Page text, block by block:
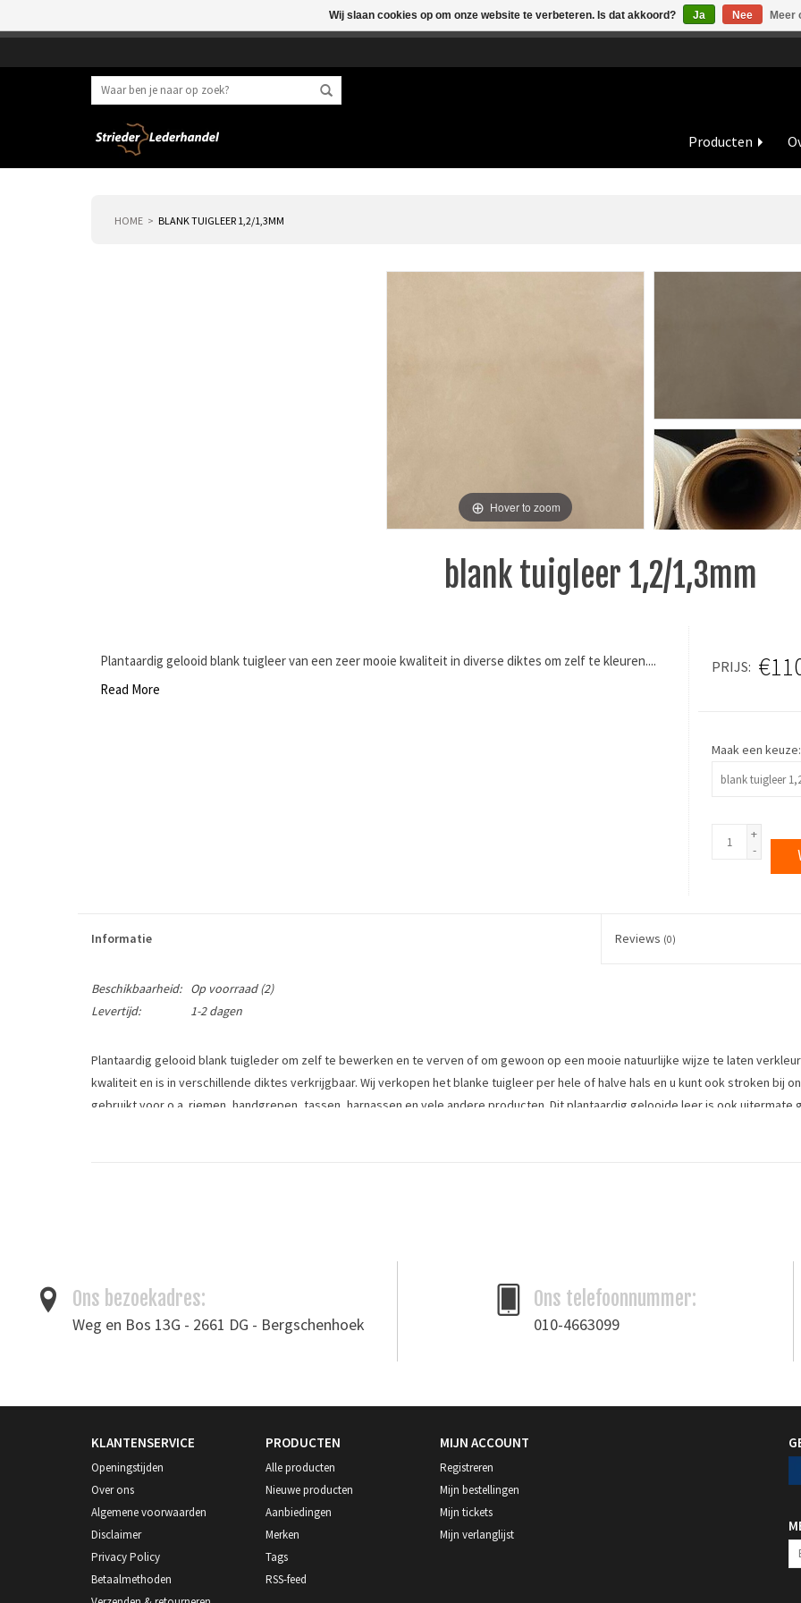
Producten
HOME BLANK TUIGLEER 1,2/1,3MM
Hover to zoom
blank tuigleer 1,2/1,3mm
PRIJS
Maak een keuze:
+
-
Plantaardig gelooid blank tuigleer van een zeer mooie kwaliteit in diverse diktes om zelf te kleuren....
Read More
Informatie Reviews (0)
Beschikbaarheid: Op voorraad(2)
Levertijd:
1-2 dagen
Plantaardig gelooid blank tuigleder om zelf te bewerken en te verven of om gewoon op een mooie natuurlijke wijze te laten
kwaliteit en is in verschillende diktes verkrijgbaar. Wij verkopen het blanke tuigleer per hele of halve hals en u kunt ook stroken bij
gebruikt voor o.a. riemen, handgrepen, tassen, harnassen en vele andere producten. Dit plantaardig gelooide leer is ook uitermate
Ons bezoekadres:
Weg en Bos 13G - 2661 DG - Bergschenhoek
Ons telefoonnummer:
010-4663099
KLANTENSERVICE
Openingstijden
Over ons
Algemene voorwaarden
Disclaimer
Privacy Policy
Betaalmethoden
PRODUCTEN
Alle producten
Nieuwe producten
Aanbiedingen
Merken
Tags
RSS-feed
MIJN ACCOUNT
Registreren
Mijn bestellingen
Mijn tickets
Mijn verlanglijst
Wij slaan cookies op om onze website te verbeteren. Is dat akkoord? Ja Nee Meer
Beste klant, I.v.m. de vakantieperiode zijn wij in juli en augustus op dinsdag en